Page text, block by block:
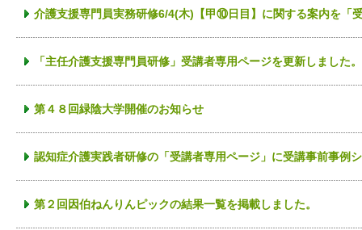
介護支援専門員実務研修6/4(木)【甲⑩日目】に関する案内を「
「主任介護支援専門員研修」受講者専用ページを更新しました。
第４８回緑陰大学開催のお知らせ
認知症介護実践者研修の「受講者専用ページ」に受講事前事例
第２回因伯ねんりんピックの結果一覧を掲載しました。